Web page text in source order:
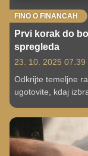
FINO O FINANCAH
Prvi korak do
spregleda
23. 10. 2025 07.39
Odkrijte temeljne
ugotovite, kdaj